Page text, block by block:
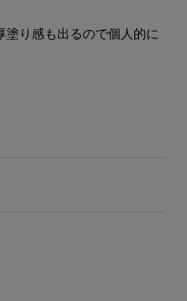
塗り感も出るので個人的に